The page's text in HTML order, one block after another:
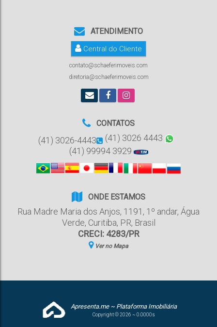
ATENDIMENTO
Central do Cliente
contato@schaeferimoveis.com
diretoria@schaeferimoveis.com
CONTATOS
(41) 3026-4443
(41) 3026 4443
(41) 99994 3929
ONDE ESTAMOS
Rua Madre Maria dos Anjos, 1191 , 1º andar, Água
Verde, Curitiba, PR, Brasil
CRECI: 4283/PR
Ver no Mapa
Apresenta.me ~ Plataforma Imobiliária
Copyright © 2026 ~ 0.0000s